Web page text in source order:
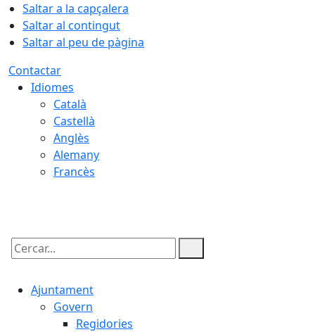
Saltar a la capçalera
Saltar al contingut
Saltar al peu de pàgina
Contactar
Idiomes
Català
Castellà
Anglès
Alemany
Francès
Cercar:
Ajuntament
Govern
Regidories